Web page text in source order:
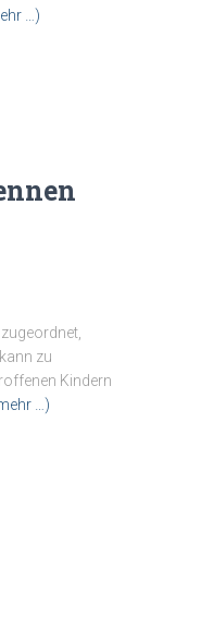
…)
zu
Kindern
…)